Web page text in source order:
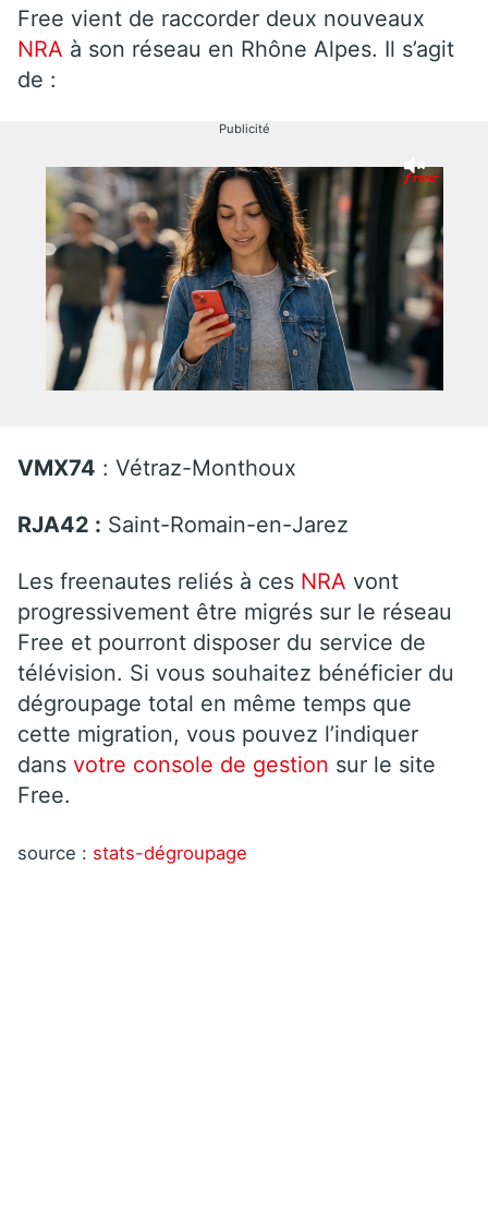
Free vient de raccorder deux nouveaux
NRA à son réseau en Rhône Alpes. Il s’agit
de :
Publicité
VMX74 : Vétraz-Monthoux
RJA42 : Saint-Romain-en-Jarez
Les freenautes reliés à ces NRA vont
progressivement être migrés sur le réseau
Free et pourront disposer du service de
télévision. Si vous souhaitez bénéficier du
dégroupage total en même temps que
cette migration, vous pouvez l’indiquer
dans votre console de gestion sur le site
Free.
source : stats-dégroupage